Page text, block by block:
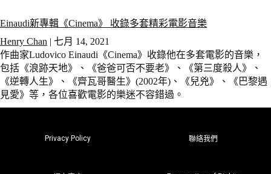
Einaudi新專輯《Cinema》 收錄多套精彩電影音樂
Henry Chan | 七月 14, 2021
作曲家Ludovico Einaudi《Cinema》收錄他在多套電影的音樂，
包括《浪跡天地》、《爸爸可否不要老》、《第三度殺人》、
《逆轉人生》、《齊瓦哥醫生》(2002年)、《兒兇》、《巴黎遇
見愛》等，各位喜歡電影的樂迷不容錯過。
Privacy Policy 聯絡我們